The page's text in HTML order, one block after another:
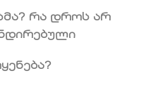
რა დროს არ